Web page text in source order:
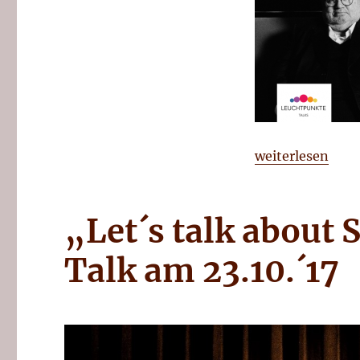
„Glücks-
weiterlesen
„Let´s talk about
Talk am 23.10.´17